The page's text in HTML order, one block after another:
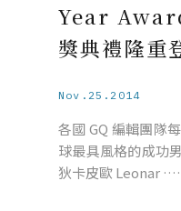
Year
獎典禮隆重
Nov.25.2014
各國 GQ 編輯團隊
球最具風格的成功
狄卡皮歐 Leonar